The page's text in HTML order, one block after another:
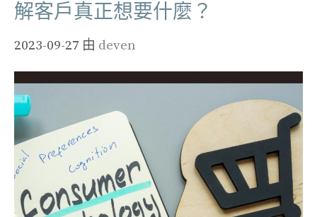
解客戶真正想要什麼？
2023-09-27 由 deven